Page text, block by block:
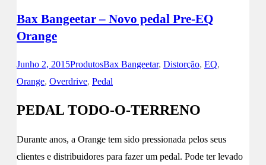
Bax Bangeetar – Novo pedal Pre-EQ
Orange
Junho 2, 2015ProdutosBax Bangeetar, Distorção, EQ,
Orange, Overdrive, Pedal
PEDAL TODO-O-TERRENO
Durante anos, a Orange tem sido pressionada pelos seus
clientes e distribuidores para fazer um pedal. Pode ter levado